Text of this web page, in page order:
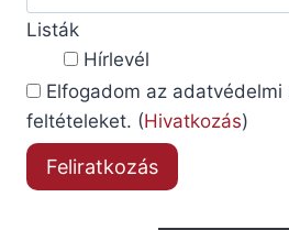
Listák
Hírlevél
Elfogadom az
feltételeket. (Hivatkozás)